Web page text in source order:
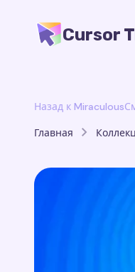
Cursor
Назад к Miraculous
Главная